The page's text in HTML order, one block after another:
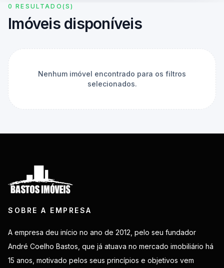
0 RESULTADO(S)
Imóveis disponíveis
Nenhum imóvel encontrado para os filtros
selecionados.
SOBRE A EMPRESA
A empresa deu início no ano de 2012, pelo seu fundador
André Coelho Bastos, que já atuava no mercado imobiliário há
15 anos, motivado pelos seus princípios e objetivos vem